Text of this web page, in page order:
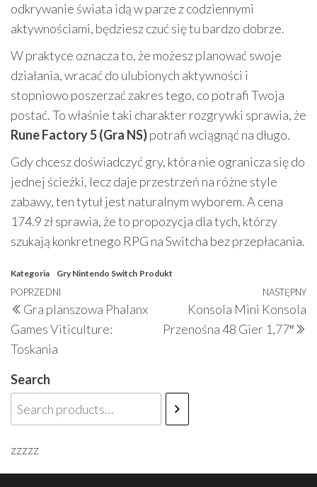
odkrywanie świata idą w parze z codziennymi
aktywnościami, będziesz czuć się tu bardzo dobrze.
W praktyce oznacza to, że możesz planować swoje
działania, wracać do ulubionych aktywności i
stopniowo poszerzać zakres tego, co potrafi Twoja
postać. To właśnie taki charakter rozgrywki sprawia, że
Rune Factory 5 (Gra NS)potrafi wciągnąć na długo.
Gdy chcesz doświadczyć gry, która nie ogranicza się do
jednej ścieżki, lecz daje przestrzeń na różne style
zabawy, ten tytuł jest naturalnym wyborem. A cena
174.9 zł sprawia, że to propozycja dla tych, którzy
szukają konkretnego RPG na Switcha bez przepłacania.
Kategoria Gry Nintendo Switch Produkt
Nawigacja
wpisu
Poprzedni
wpis
POPRZEDNI
Gra planszowa Phalanx
Games Viticulture:
Toskania
NASTĘPNY
Konsola Mini Konsola
Przenośna 48 Gier 1,77″
Search
zzzzz